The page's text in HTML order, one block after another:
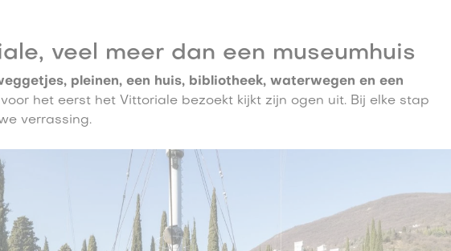
veel meer dan een museumhuis
pleinen, een huis, bibliotheek, waterwegen en een
het eerst het Vittoriale bezoekt kijkt zijn ogen uit. Bij elke stap
verrassing.